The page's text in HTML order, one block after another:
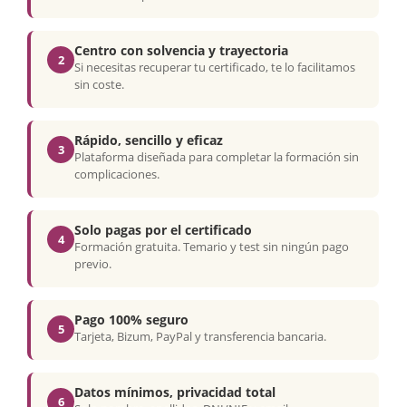
2
Centro con solvencia y trayectoria
Si necesitas recuperar tu certificado, te lo facilitamos
sin coste.
3
Rápido, sencillo y eficaz
Plataforma diseñada para completar la formación sin
complicaciones.
4
Solo pagas por el certificado
Formación gratuita. Temario y test sin ningún pago
previo.
5
Pago 100% seguro
Tarjeta, Bizum, PayPal y transferencia bancaria.
6
Datos mínimos, privacidad total